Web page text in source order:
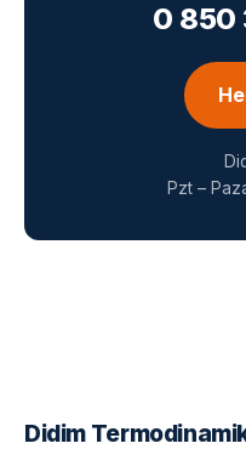
0 850
Pzt –
Didim